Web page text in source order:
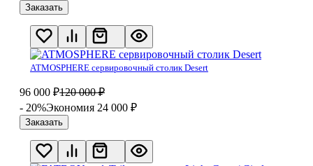
Заказать
ATMOSPHERE сервировочный столик Desert
96 000 ₽120 000 ₽
- 20%Экономия 24 000 ₽
Заказать